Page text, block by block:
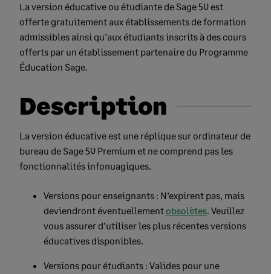
La version éducative ou étudiante de Sage 50 est
offerte gratuitement aux établissements de formation
admissibles ainsi qu’aux étudiants inscrits à des cours
offerts par un établissement partenaire du Programme
Éducation Sage.
Description
La version éducative est une réplique sur ordinateur de
bureau de Sage 50 Premium et ne comprend pas les
fonctionnalités infonuagiques.
Versions pour enseignants : N’expirent pas, mais
deviendront éventuellement obsolètes. Veuillez
vous assurer d’utiliser les plus récentes versions
éducatives disponibles.
Versions pour étudiants : Valides pour une